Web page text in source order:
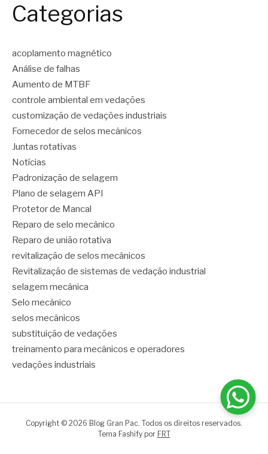
Categorias
acoplamento magnético
Análise de falhas
Aumento de MTBF
controle ambiental em vedações
customização de vedações industriais
Fornecedor de selos mecânicos
Juntas rotativas
Notícias
Padronização de selagem
Plano de selagem API
Protetor de Mancal
Reparo de selo mecânico
Reparo de união rotativa
revitalização de selos mecânicos
Revitalização de sistemas de vedação industrial
selagem mecânica
Selo mecânico
selos mecânicos
substituição de vedações
treinamento para mecânicos e operadores
vedações industriais
Copyright © 2026 Blog Gran Pac. Todos os direitos reservados.
Tema Fashify por FRT